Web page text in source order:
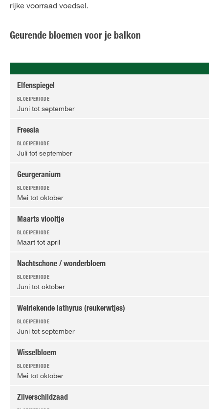
rijke voorraad voedsel.
Geurende bloemen voor je balkon
Elfenspiegel
Juni tot september
Freesia
Juli tot september
Geurgeranium
Mei tot oktober
Maarts viooltje
Maart tot april
Nachtschone / wonderbloem
Juni tot oktober
Welriekende lathyrus (reukerwtjes)
Juni tot september
Wisselbloem
Mei tot oktober
Zilverschildzaad